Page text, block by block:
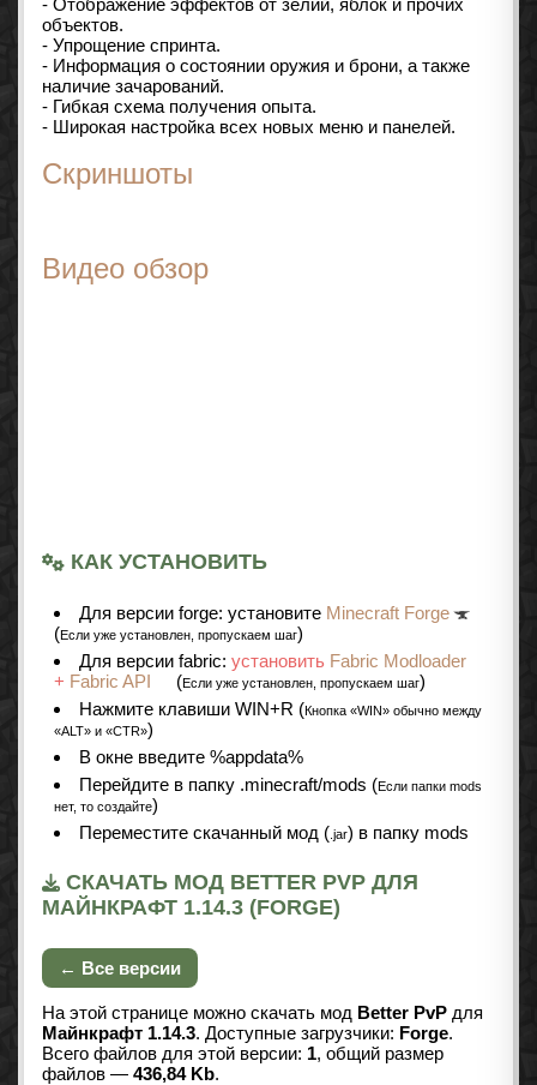
объектов.
- Упрощение спринта.
- Информация о состоянии оружия и брони, а также
наличие зачарований.
- Гибкая схема получения опыта.
- Широкая настройка всех новых меню и панелей.
Скриншоты
Видео обзор
КАК УСТАНОВИТЬ
Для версии forge: установите Minecraft Forge
(Если уже установлен, пропускаем шаг)
Для версии fabric: установить Fabric Modloader
+ Fabric API (Если уже установлен, пропускаем шаг)
Нажмите клавиши WIN+R (Кнопка «WIN» обычно между
«ALT» и «CTR»)
В окне введите %appdata%
Перейдите в папку .minecraft/mods (Если папки mods
нет, то создайте)
Переместите скачанный мод ( .jar) в папку mods
СКАЧАТЬ МОД BETTER PVP ДЛЯ
МАЙНКРАФТ 1.14.3 (FORGE)
← Все версии
На этой странице можно скачать мод Better PvP для
Майнкрафт 1.14.3. Доступные загрузчики: Forge.
Всего файлов для этой версии: 1, общий размер
файлов — 436,84 Kb.